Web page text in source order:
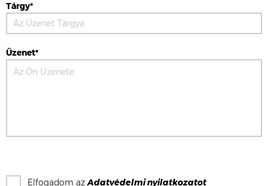
Tárgy*
Üzenet*
Elfogadom azAdatvédelmi nyilatkozatot